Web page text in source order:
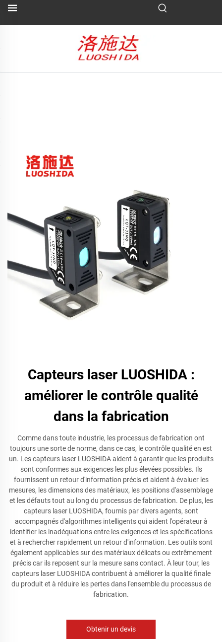
Capteurs laser LUOSHIDA :
améliorer le contrôle qualité
dans la fabrication
Comme dans toute industrie, les processus de fabrication ont
toujours une sorte de norme, dans ce cas, le contrôle qualité en est
un. Les capteurs laser LUOSHIDA aident à garantir que les produits
sont conformes aux exigences les plus élevées possibles. Ils
fournissent un retour d'information précis et aident à évaluer les
mesures, les dimensions des matériaux, les positions d'assemblage
et les défauts tout au long du processus de fabrication. De plus, les
capteurs laser LUOSHIDA, fournis par divers agents, sont
accompagnés d'algorithmes intelligents qui aident l'opérateur à
identifier les inadéquations entre les exigences et les spécifications
et à rechercher rapidement un retour d'information. Les outils sont
également applicables sur des matériaux délicats ou extrêmement
précis car ils reposent sur la mesure sans contact. À leur tour, les
capteurs laser LUOSHIDA contribuent à améliorer la qualité finale
du produit et à réduire les pertes dans l'ensemble du processus de
fabrication.
Obtenir un devis